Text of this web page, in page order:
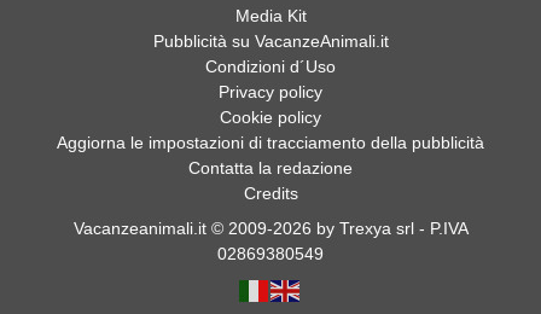
Media Kit
Pubblicità su VacanzeAnimali.it
Condizioni d´Uso
Privacy policy
Cookie policy
Aggiorna le impostazioni di tracciamento della pubblicità
Contatta la redazione
Credits
Vacanzeanimali.it © 2009-2026 by Trexya srl - P.IVA
02869380549